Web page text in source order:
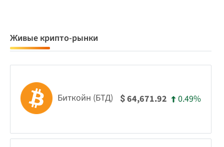
Живые крипто-рынки
Биткойн (БТД) $64,671.92 0.49%